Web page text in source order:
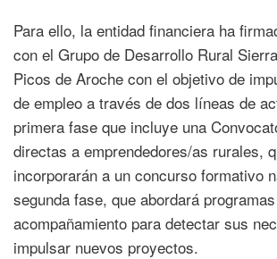
Para ello, la entidad financiera ha
con el Grupo de Desarrollo Rural
Picos de Aroche con el objetivo de
de empleo a través de dos líneas de
primera fase que incluye una
directas a emprendedores/as rurales,
incorporarán a un concurso formativo
segunda fase, que abordará
acompañamiento para detectar sus
impulsar nuevos proyectos.